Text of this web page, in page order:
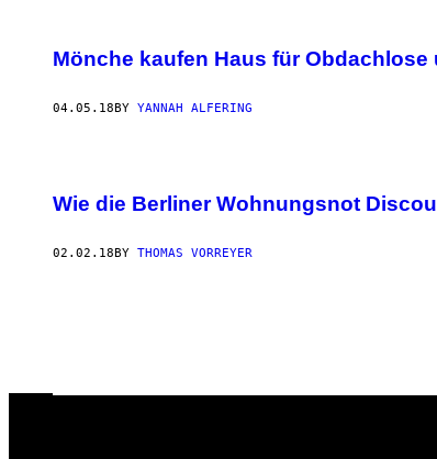
Mönche kaufen Haus für
04.05.18 BY YANNAH ALFERING
Wie die Berliner Wohnungsnot
02.02.18BY THOMAS VORREYER